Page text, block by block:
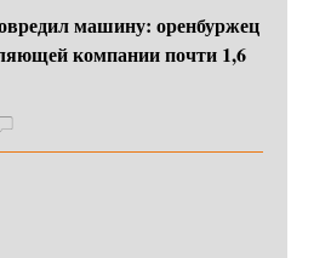
машину: оренбуржец
компании почти 1,6